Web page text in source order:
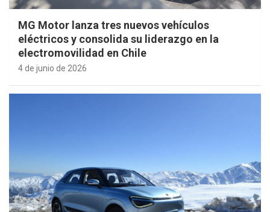
MG Motor lanza tres nuevos vehículos
eléctricos y consolida su liderazgo en la
electromovilidad en Chile
4 de junio de 2026